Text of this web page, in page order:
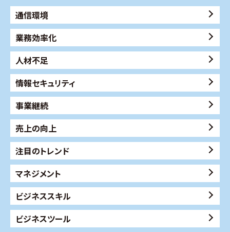
通信環境
業務効率化
人材不足
情報セキュリティ
事業継続
売上の向上
注目のトレンド
マネジメント
ビジネススキル
ビジネスツール